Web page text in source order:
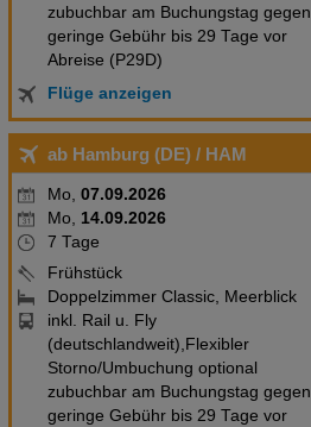
zubuchbar am Buchungstag gegen
geringe Gebühr bis 29 Tage vor
Abreise (P29D)
Flüge anzeigen
ab Hamburg (DE) / HAM
Mo, 07.09.2026
Mo, 14.09.2026
7 Tage
Frühstück
Doppelzimmer Classic, Meerblick
inkl. Rail u. Fly
(deutschlandweit),Flexibler
Storno/Umbuchung optional
zubuchbar am Buchungstag gegen
geringe Gebühr bis 29 Tage vor